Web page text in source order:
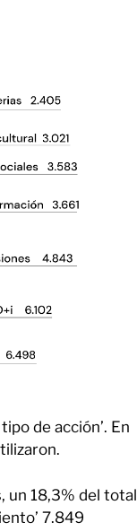
de acción’. En
un 18,3% del total
7.849